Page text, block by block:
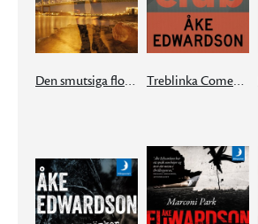
Den smutsiga floden Treblinka Comedy Club